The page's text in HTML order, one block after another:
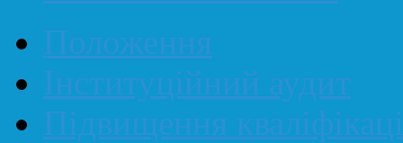
Положення
Інституційний аудит
Підвищення